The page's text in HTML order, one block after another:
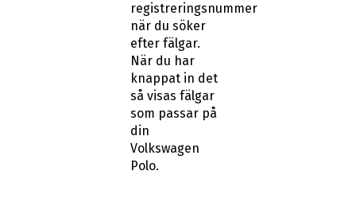
registreringsnummer
när du söker
efter fälgar.
När du har
knappat in det
så visas fälgar
som passar på
din
Volkswagen
Polo.